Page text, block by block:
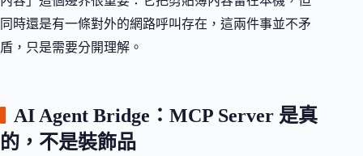
同時還是有一條對外的網路呼叫存在，這兩件事並不矛
盾，只是需要分開理解。
AI Agent Bridge：MCP Server 是真
的，不是裝飾品